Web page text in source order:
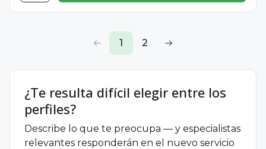
1 2
¿Te resulta difícil elegir entre los
perfiles?
Describe lo que te preocupa — y especialistas
relevantes responderán en el nuevo servicio